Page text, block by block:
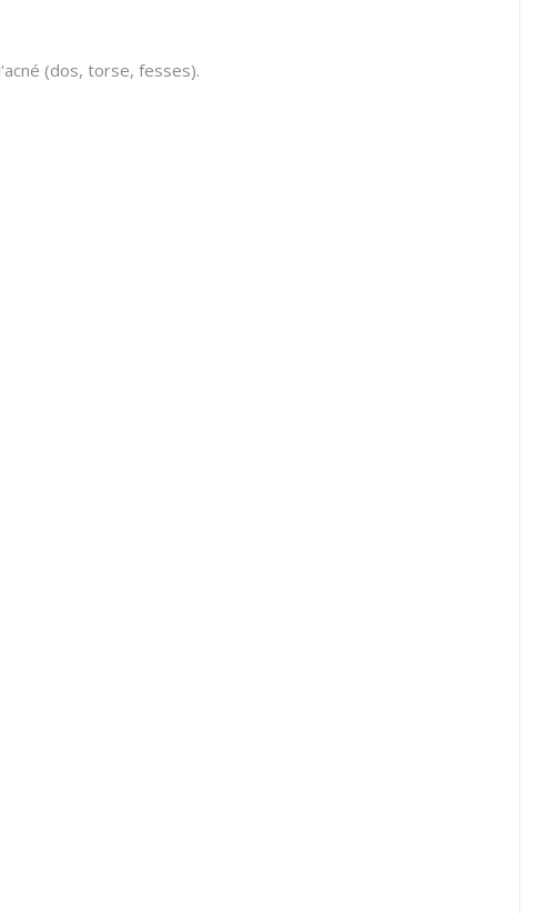
(dos, torse, fesses).